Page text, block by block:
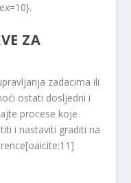
ZA
zadacima ili
ostati dosljedni i
procese koje
i nastaviti graditi na